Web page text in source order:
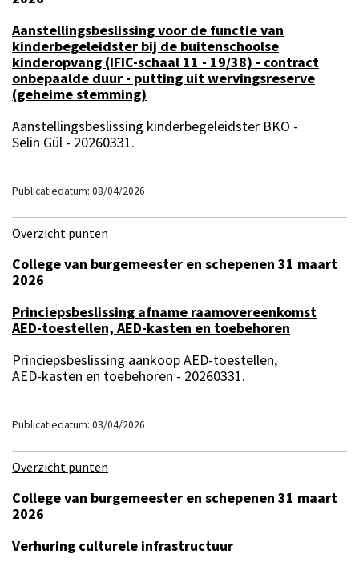
Aanstellingsbeslissing voor de functie van
kinderbegeleidster bij de buitenschoolse
kinderopvang (IFIC-schaal 11 - 19/38) - contract
onbepaalde duur - putting uit wervingsreserve
(geheime stemming)
Aanstellingsbeslissing kinderbegeleidster BKO -
Selin Gül - 20260331.
Publicatiedatum: 08/04/2026
Overzicht punten
College van burgemeester en schepenen 31 maart
2026
Princiepsbeslissing afname raamovereenkomst
AED-toestellen, AED-kasten en toebehoren
Princiepsbeslissing aankoop AED-toestellen,
AED-kasten en toebehoren - 20260331.
Publicatiedatum: 08/04/2026
Overzicht punten
College van burgemeester en schepenen 31 maart
2026
Verhuring culturele infrastructuur